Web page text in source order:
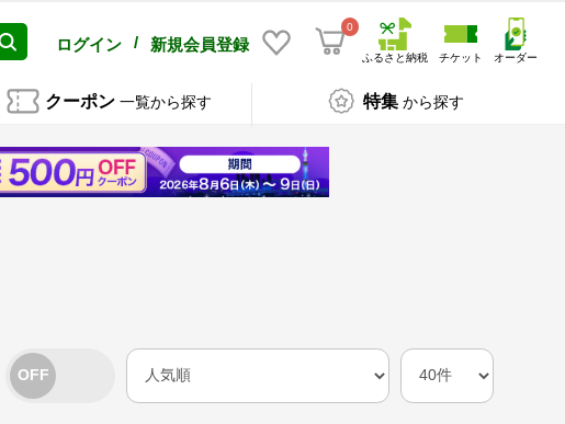
ログイン / 新規会員登録
0
ふるさと納税 チケット オーダー
クーポン 一覧から探す 特集 から探す